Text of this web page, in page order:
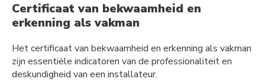
Certificaat van bekwaamheid en
erkenning als vakman
Het certificaat van bekwaamheid en erkenning als vakman
zijn essentiële indicatoren van de professionaliteit en
deskundigheid van een installateur.